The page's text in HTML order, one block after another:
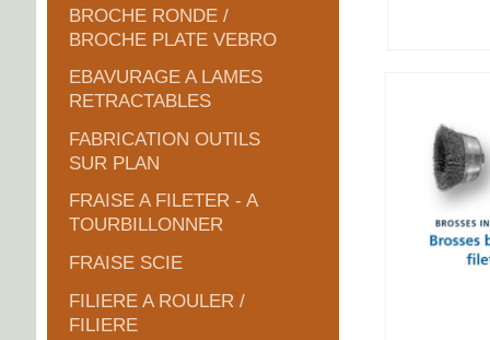
BROCHE RONDE /
BROCHE PLATE VEBRO
EBAVURAGE A LAMES
RETRACTABLES
FABRICATION OUTILS
SUR PLAN
FRAISE A FILETER - A
TOURBILLONNER
FRAISE SCIE
FILIERE A ROULER /
FILIERE